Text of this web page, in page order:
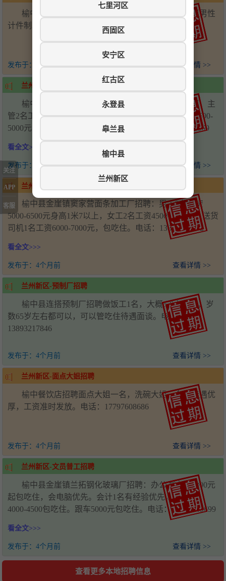
七里河区
西固区
安宁区
红古区
永登县
皋兰县
榆中县
兰州新区
榆中县城招聘挂车司机两名，包食宿，场内工人限男性
计件制。电话：13609369124 18394511185
发布于： 4个月前 查看详情 >>
兰州新区-酒店招聘
榆中县城晨顺大酒店招聘：前厅经理一名工资面议，主
管2名工资面议，服务员3-5名4000-6000元，配菜两名4500-
5000元，福利每月带薪休假3天。电话：刘总17797569669
看全文>>>
发布于： 4个月前 查看详情 >>
兰州新区-面条厂招聘
榆中县金崖镇窦家营面条加工厂招聘：男工2名工资
5000-6500元身高1米7以上，女工2名工资4500-6000元，送货
司机1名工资6000-7000元，包吃住。电话：13830584662
看全文>>>
发布于： 4个月前 查看详情 >>
兰州新区-预制厂招聘
榆中县连搭预制厂招聘做饭工1名，大概6-8人吃饭，岁
数65岁左右都可以，可以管吃住待遇面谈。电话：
13893217846
发布于： 4个月前 查看详情 >>
兰州新区-面点大姐招聘
榆中餐饮店招聘面点大姐一名，洗碗大姐一名，待遇优
厚，工资准时发放。电话：17797608686
发布于： 4个月前 查看详情 >>
兰州新区-文员普工招聘
榆中县金崖镇兰拓钢化玻璃厂招聘：办公室文员4000元
起包吃住，会电脑优先。会计1名有经验优先。普工2名
4000-4500包吃住。跟车5000元包吃住。电话：18198019699
看全文>>>
发布于： 4个月前 查看详情 >>
查看更多本地招聘信息
关注
APP
客服